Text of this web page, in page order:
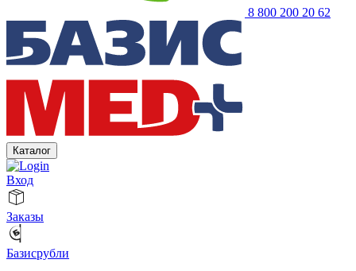
8 800 200 20 62
Каталог
Вход
Заказы
Базисрубли